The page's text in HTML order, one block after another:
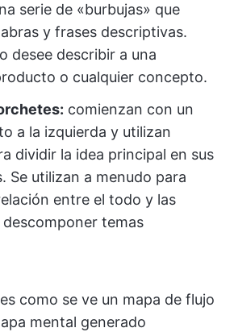
serie de «burbujas» que
y frases descriptivas.
desee describir a una
o cualquier concepto.
comienzan con un
a la izquierda y utilizan
dividir la idea principal en sus
Se utilizan a menudo para
entre el todo y las
temas
como se ve un mapa de flujo
mental generado